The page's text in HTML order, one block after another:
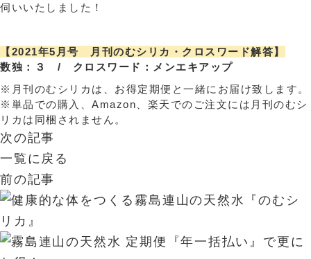
伺いいたしました！
【2021年5月号 月刊のむシリカ・クロスワード解答】
数独：３ / クロスワード：メンエキアップ
※月刊のむシリカは、お得定期便と一緒にお届け致します。
※単品での購入、Amazon、楽天でのご注文には月刊のむシ
リカは同梱されません。
次の記事
一覧に戻る
前の記事